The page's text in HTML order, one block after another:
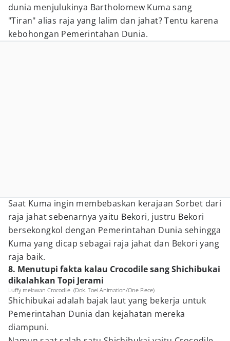
dunia menjulukinya Bartholomew Kuma sang
"Tiran" alias raja yang lalim dan jahat? Tentu karena
kebohongan Pemerintahan Dunia.
Saat Kuma ingin membebaskan kerajaan Sorbet dari
raja jahat sebenarnya yaitu Bekori, justru Bekori
bersekongkol dengan Pemerintahan Dunia sehingga
Kuma yang dicap sebagai raja jahat dan Bekori yang
raja baik.
8. Menutupi fakta kalau Crocodile sang Shichibukai
dikalahkan Topi Jerami
Luffy melawan Crocodile. (Dok. Toei Animation/One Piece)
Shichibukai adalah bajak laut yang bekerja untuk
Pemerintahan Dunia dan kejahatan mereka
diampuni.